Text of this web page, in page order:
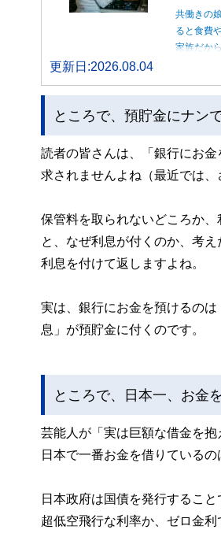
共働きの
ると食費
家族だか
更新日:2026.08.04
ところで、預貯金にナン
読者の皆さんは、「銀行にお
求されませんよね（最近では
保管料を取られないどころか
と、なぜ利息が付くのか、考
利息を付けて返しますよね。
実は、銀行にお金を預けるの
息」が預貯金に付くのです。
ところで、日本一、お金
芸能人が「実は巨額な借金を
日本で一番お金を借りている
日本政府は国債を発行するこ
超低空飛行な利率か、ゼロ金利